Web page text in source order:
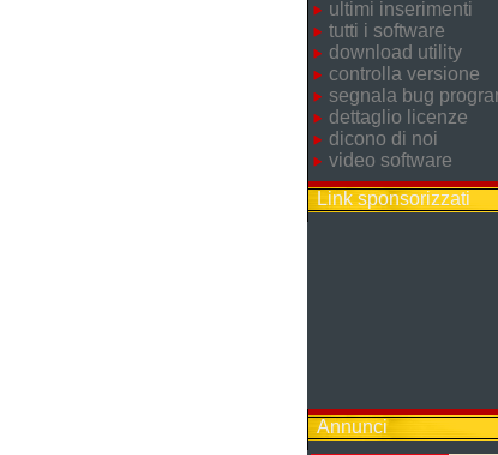
ultimi inserimenti
tutti i software
download utility
controlla versione
segnala bug
dettaglio licenze
dicono di noi
video software
Link sponsorizzati
Annunci